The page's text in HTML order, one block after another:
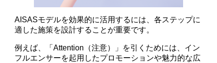
AISASモデルを効果的に活用するには、各ステップに
適した施策を設計することが重要です。
例えば、「Attention（注意）」を引くためには、イン
フルエンサーを起用したプロモーションや魅力的な広